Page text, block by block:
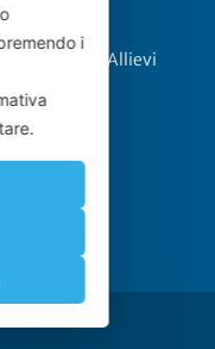
2517 Allievi
i